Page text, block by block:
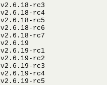
v2.6.18-rc3
v2.6.18-rc4
v2.6.18-rc5
v2.6.18-rc6
v2.6.18-rc7
v2.6.19
v2.6.19-rc1
v2.6.19-rc2
v2.6.19-rc3
v2.6.19-rc4
v2.6.19-rc5